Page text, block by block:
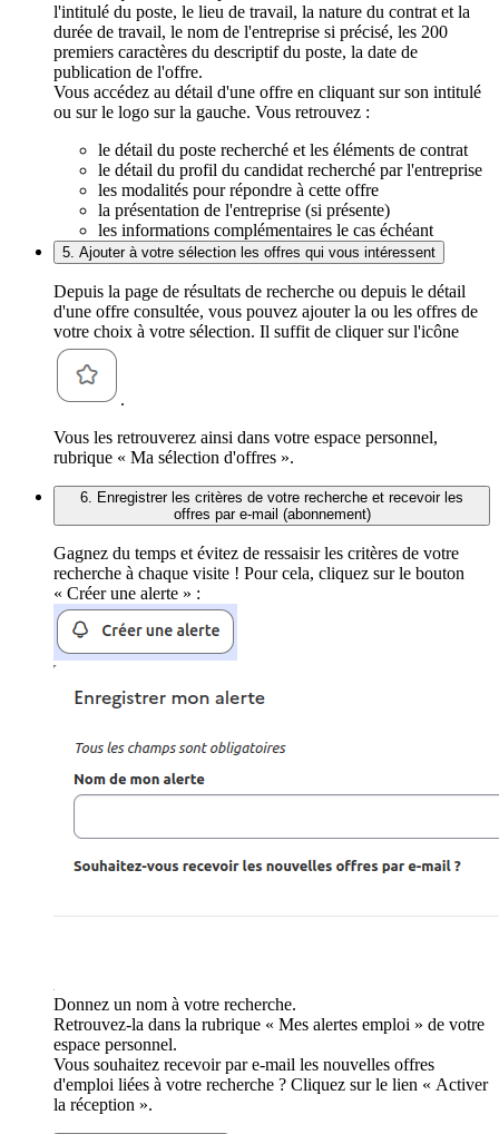
l'intitulé du poste, le lieu de travail, la nature du contrat et la
durée de travail, le nom de l'entreprise si précisé, les 200
premiers caractères du descriptif du poste, la date de
publication de l'offre.
Vous accédez au détail d'une offre en cliquant sur son intitulé
ou sur le logo sur la gauche. Vous retrouvez :
le détail du poste recherché et les éléments de contrat
le détail du profil du candidat recherché par l'entreprise
les modalités pour répondre à cette offre
la présentation de l'entreprise (si présente)
les informations complémentaires le cas échéant
5. Ajouter à votre sélection les offres qui vous intéressent
Depuis la page de résultats de recherche ou depuis le détail
d'une offre consultée, vous pouvez ajouter la ou les offres de
votre choix à votre sélection. Il suffit de cliquer sur l'icône
.
Vous les retrouverez ainsi dans votre espace personnel,
rubrique « Ma sélection d'offres ».
6. Enregistrer les critères de votre recherche et recevoir les
offres par e-mail (abonnement)
Gagnez du temps et évitez de ressaisir les critères de votre
recherche à chaque visite ! Pour cela, cliquez sur le bouton
« Créer une alerte » :
Donnez un nom à votre recherche.
Retrouvez-la dans la rubrique « Mes alertes emploi » de votre
espace personnel.
Vous souhaitez recevoir par e-mail les nouvelles offres
d'emploi liées à votre recherche ? Cliquez sur le lien « Activer
la réception ».